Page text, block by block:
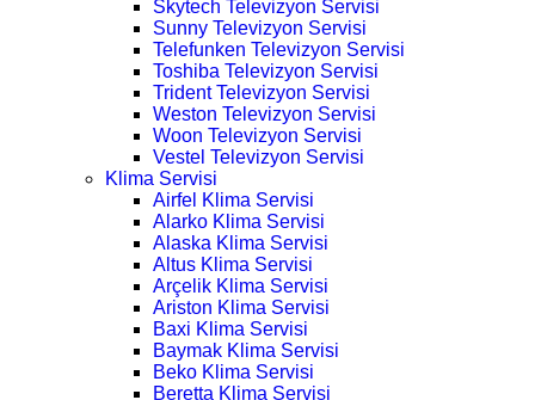
Skytech Televizyon Servisi
Sunny Televizyon Servisi
Telefunken Televizyon Servisi
Toshiba Televizyon Servisi
Trident Televizyon Servisi
Weston Televizyon Servisi
Woon Televizyon Servisi
Vestel Televizyon Servisi
Klima Servisi
Airfel Klima Servisi
Alarko Klima Servisi
Alaska Klima Servisi
Altus Klima Servisi
Arçelik Klima Servisi
Ariston Klima Servisi
Baxi Klima Servisi
Baymak Klima Servisi
Beko Klima Servisi
Beretta Klima Servisi